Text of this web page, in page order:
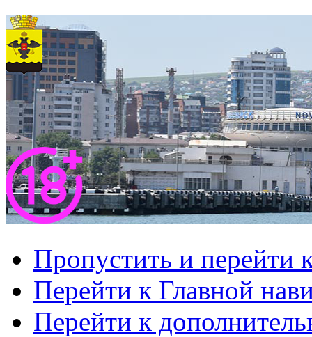
Пропустить и перейти
Перейти к Главной
Перейти к